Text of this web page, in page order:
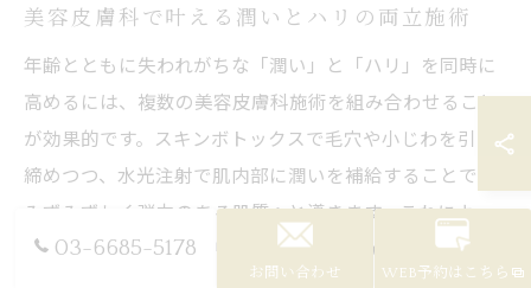
美容皮膚科で叶える潤いとハリの両立施術
年齢とともに失われがちな「潤い」と「ハリ」を同時に
高めるには、複数の美容皮膚科施術を組み合わせること
が効果的です。スキンボトックスで毛穴や小じわを引き
締めつつ、水光注射で肌内部に潤いを補給することで、
みずみずしく弾力のある肌質へと導きます。これによ
り、メイク崩れやテカリの予防にもつながります。
03-6685-5178
お問い合わせ WEB予約はこちら